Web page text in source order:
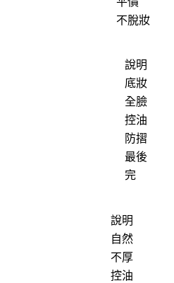
不脫妝
說明
底妝
全臉
控油
防摺
最後
完
說明
自然
不厚
控油